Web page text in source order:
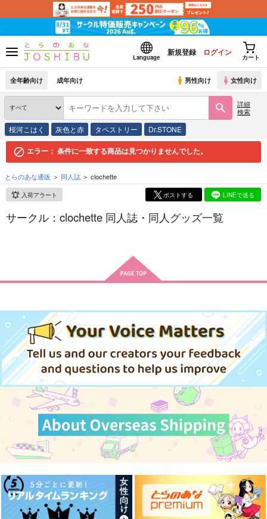
Language
新規登録 ログイン
カート
全年齢向け 成年向け 男性向け 女性向け
詳細
検索
桜河こはく 灰色と赤 タペストリー Dr.STONE
エラー： 条件に一致する商品は見つかりませんでした。
とらのあな通販 同人誌 clochette
入荷アラート ポストする LINEで送る
サークル：clochette 同人誌・同人グッズ一覧